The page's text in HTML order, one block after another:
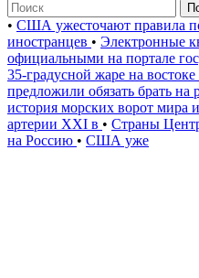
• США ужесточают правила
иностранцев • Электронные
официальными на портале
35-градусной жаре на
предложили обязать брать на
история морских ворот мира
артерии XXI в • Страны
на Россию • США уже